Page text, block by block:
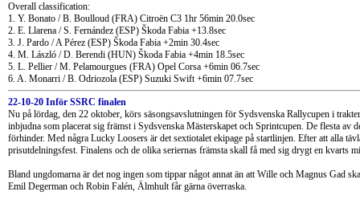
Overall classification:
1. Y. Bonato / B. Boulloud (FRA) Citroën C3 1hr 56min 20.0sec
2. E. Llarena / S. Fernández (ESP) Škoda Fabia +13.8sec
3. J. Pardo / A Pérez (ESP) Škoda Fabia +2min 30.4sec
4. M. László / D. Berendi (HUN) Škoda Fabia +4min 18.5sec
5. L. Pellier / M. Pelamourgues (FRA) Opel Corsa +6min 06.7sec
6. A. Monarri / B. Odriozola (ESP) Suzuki Swift +6min 07.7sec
22-10-20 Inför SSRC finalen
Nu på lördag, den 22 oktober, körs säsongsavslutningen för Sydsvenska Rallycupen i
inbjudna som placerat sig främst i Sydsvenska Mästerskapet och Sprintcupen. De flesta av
förhinder. Med några Lucky Loosers är det sextiotalet ekipage på startlinjen. Efter att alla
prisutdelningsfest. Finalens och de olika seriernas främsta skall få med sig drygt en kvarts
Bland ungdomarna är det nog ingen som tippar något annat än att Wille och Magnus Gad
Emil Degerman och Robin Falén, Älmhult får gärna överraska.